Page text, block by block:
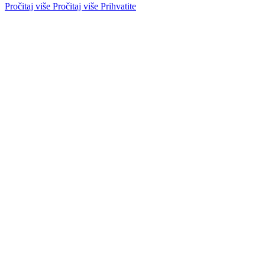
Pročitaj više Pročitaj više Prihvatite